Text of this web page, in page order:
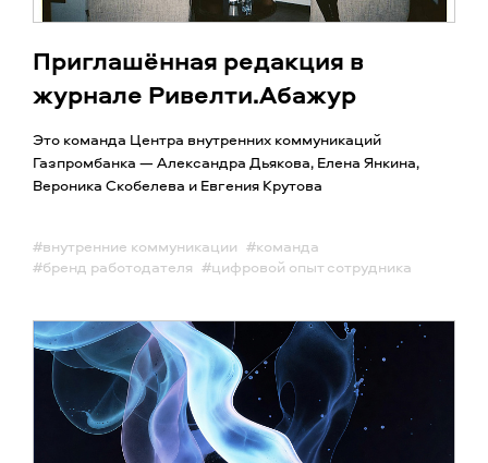
Приглашённая редакция в
журнале Ривелти.Абажур
Это команда Центра внутренних коммуникаций
Газпромбанка — Александра Дьякова, Елена Янкина,
Вероника Скобелева и Евгения Крутова
#внутренние коммуникации #команда
#бренд работодателя #цифровой опыт сотрудника